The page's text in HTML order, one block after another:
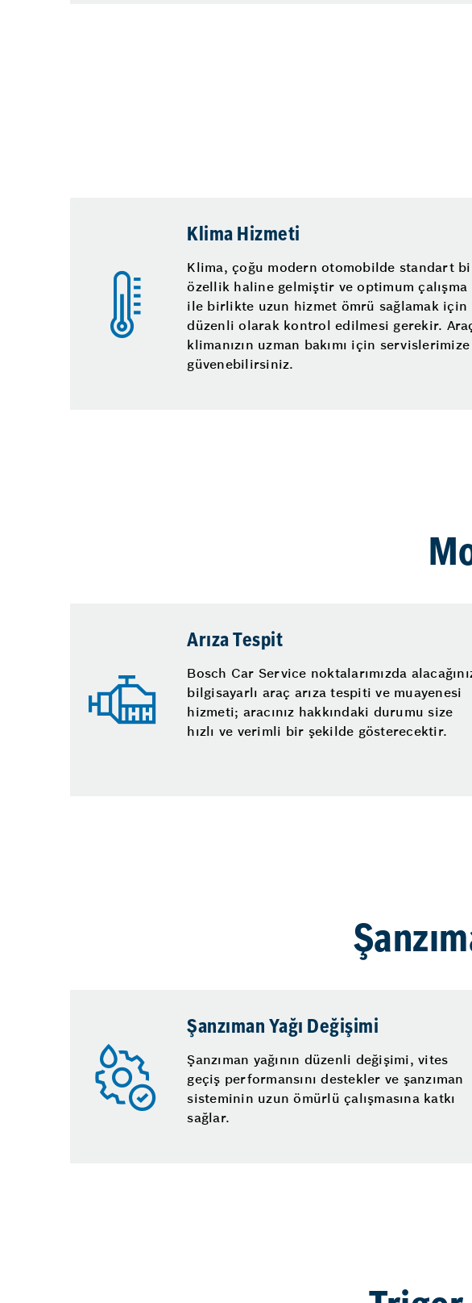
Klima Hizmeti
Klima, çoğu modern otomobilde standart
özellik haline gelmiştir ve optimum çalışma
ile birlikte uzun hizmet ömrü sağlamak için
düzenli olarak kontrol edilmesi gerekir.
klimanızın uzman bakımı için servislerimize
güvenebilirsiniz.
Arıza Tespit
Bosch Car Service noktalarımızda
bilgisayarlı araç arıza tespiti ve muayenesi
hizmeti; aracınız hakkındaki durumu size
hızlı ve verimli bir şekilde gösterecektir.
Şanzıman Yağı Değişimi
Şanzıman yağının düzenli değişimi, vites
geçiş performansını destekler ve şanzıman
sisteminin uzun ömürlü çalışmasına katkı
sağlar.